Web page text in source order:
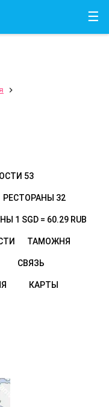
☰

53
РЕСТОРАНЫ 32
1 SGD = 60.29 RUB
ТАМОЖНЯ
СВЯЗЬ
КАРТЫ